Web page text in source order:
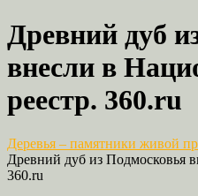
Древний дуб
внесли в
реестр. 360.ru
Деревья – памятники живой
Древний дуб из Подмосковья
360.ru